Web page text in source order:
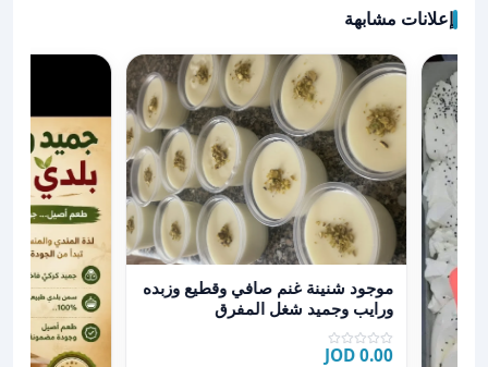
إعلانات مشابهة
عرض تفاصيل موجود شنينة غنم صافي وقطيع وزبده
موجود شنينة غنم صافي وقطيع وزبده
ورايب وجميد شغل المفرق
0.00 JOD